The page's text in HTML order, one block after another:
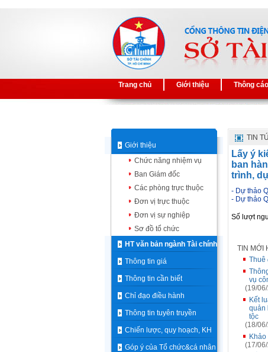
Trang chủ Giới thiệu Thông
Giới thiệu
Chức năng nhiệm vụ
Ban Giám đốc
Các phòng trực thuộc
Đơn vị trực thuộc
Đơn vị sự nghiệp
Sơ đồ tổ chức
HT văn bản ngành Tài chính
Thông tin giá
Thông tin cần biết
Chỉ đạo điều hành
Thông tin tuyên truyền
Chiến lược, quy hoạch, KH
Góp ý của Tổ chức&cá nhân
TIN
Lấy ý
ban
trình,
- Dự thảo
- Dự thảo
Số lượt
TIN MỚI
Thuê
vụ
(19/
Kết
quản
tộc
(18/
(17/